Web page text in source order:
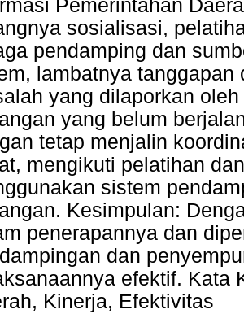
Pemerintahan
sosialisasi,
pendamping dan
lambatnya
yang dilaporkan
yang belum
tetap menjalin
mengikuti pelatihan
sistem
Kesimpulan:
penerapannya dan
dan
efektif. Kata
Kinerja, Efektivitas